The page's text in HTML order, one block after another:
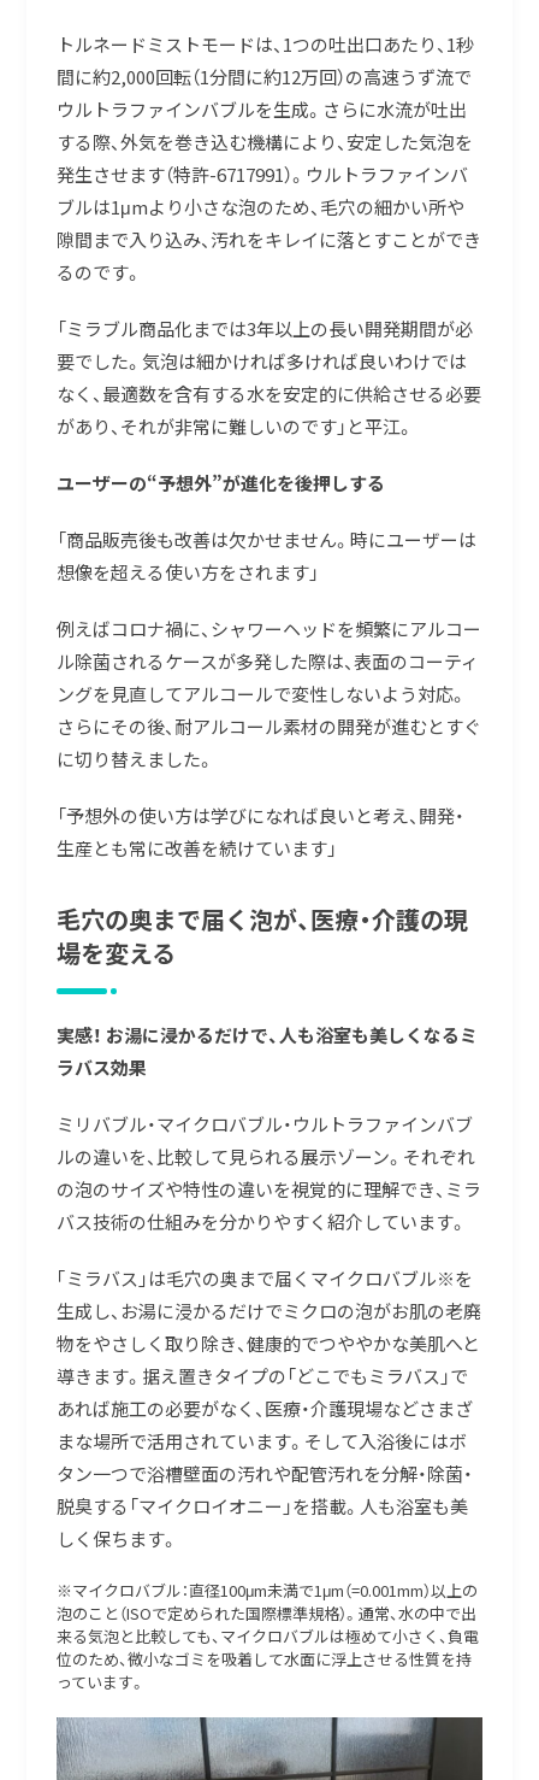
トルネードミストモードは、1つの吐出口あたり、1秒
間に約2,000回転（1分間に約12万回）の高速うず流で
ウルトラファインバブルを生成。さらに水流が吐出
する際、外気を巻き込む機構により、安定した気泡を
発生させます（特許-6717991）。ウルトラファインバ
ブルは1μmより小さな泡のため、毛穴の細かい所や
隙間まで入り込み、汚れをキレイに落とすことができ
るのです。
「ミラブル商品化までは3年以上の長い開発期間が必
要でした。気泡は細かければ多ければ良いわけでは
なく、最適数を含有する水を安定的に供給させる必要
があり、それが非常に難しいのです」と平江。
ユーザーの“予想外”が進化を後押しする
「商品販売後も改善は欠かせません。時にユーザーは
想像を超える使い方をされます」
例えばコロナ禍に、シャワーヘッドを頻繁にアルコー
ル除菌されるケースが多発した際は、表面のコーティ
ングを見直してアルコールで変性しないよう対応。
さらにその後、耐アルコール素材の開発が進むとすぐ
に切り替えました。
「予想外の使い方は学びになれば良いと考え、開発・
生産とも常に改善を続けています」
毛穴の奥まで届く泡が、医療・介護の現
場を変える
実感！ お湯に浸かるだけで、人も浴室も美しくなるミ
ラバス効果
ミリバブル・マイクロバブル・ウルトラファインバブ
ルの違いを、比較して見られる展示ゾーン。それぞれ
の泡のサイズや特性の違いを視覚的に理解でき、ミラ
バス技術の仕組みを分かりやすく紹介しています。
｢ミラバス｣は毛穴の奥まで届くマイクロバブル※を
生成し、お湯に浸かるだけでミクロの泡がお肌の老廃
物をやさしく取り除き、健康的でつややかな美肌へと
導きます。据え置きタイプの「どこでもミラバス」で
あれば施工の必要がなく、医療・介護現場などさまざ
まな場所で活用されています。そして入浴後にはボ
タン一つで浴槽壁面の汚れや配管汚れを分解・除菌・
脱臭する「マイクロイオニー」を搭載。人も浴室も美
しく保ちます。
※マイクロバブル：直径100μm未満で1μm（=0.001mm）以上の
泡のこと（ISOで定められた国際標準規格）。通常、水の中で出
来る気泡と比較しても、マイクロバブルは極めて小さく、負電
位のため、微小なゴミを吸着して水面に浮上させる性質を持
っています。